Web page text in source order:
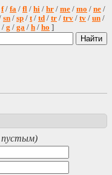
f/ fa / fl / hi / hr / me / mo / ne /
sn / sp / t/ td / tr / trv / tv / un /
/ g / ga / h / ho ]
пустым)